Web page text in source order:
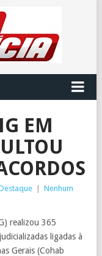
EM
Nenhum
realizou 365
ligadas à
Gerais (Cohab